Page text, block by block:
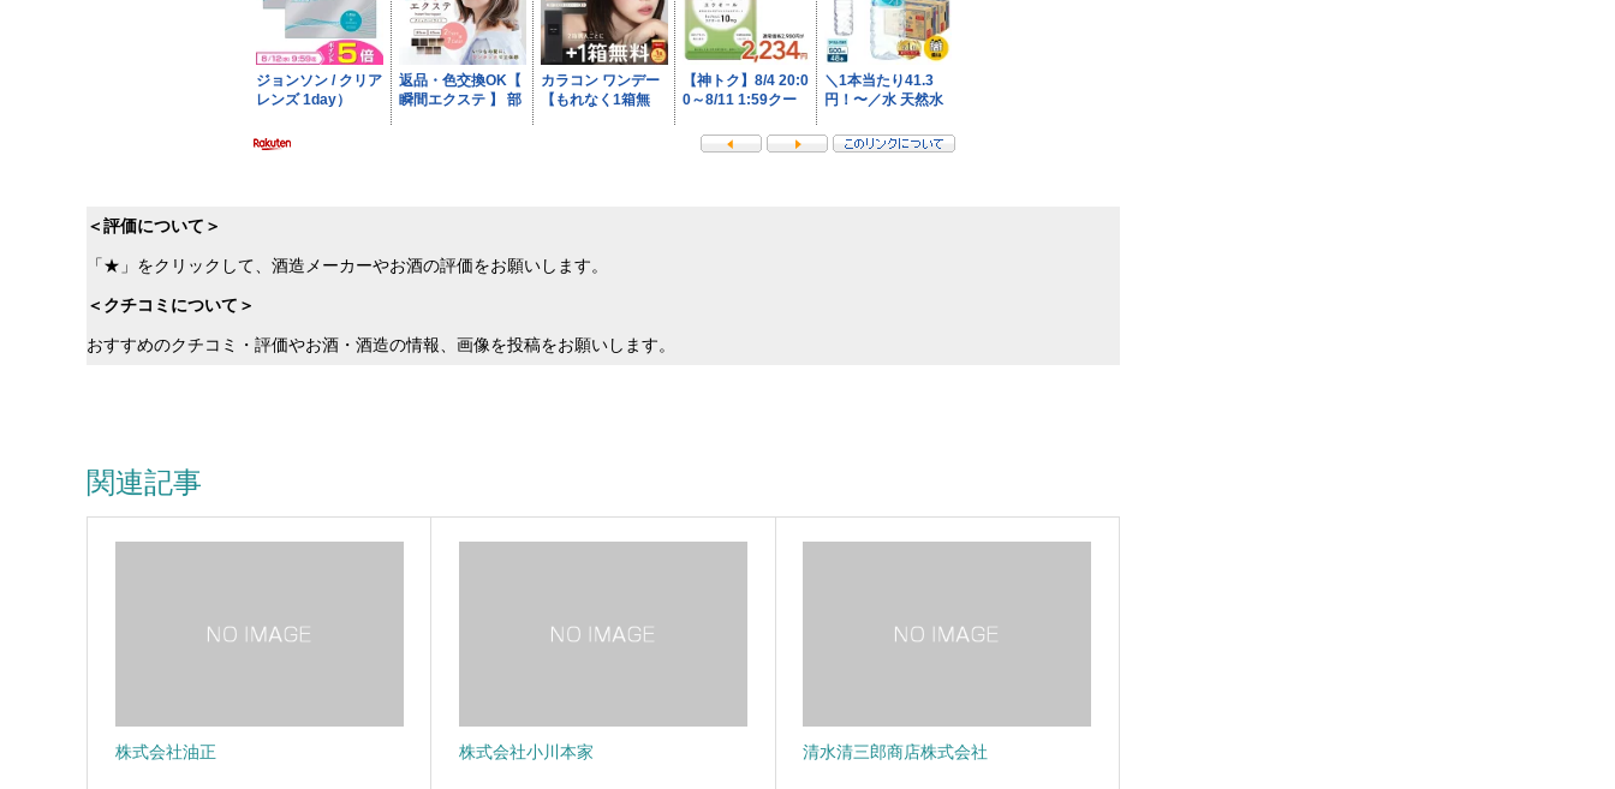
＜評価について＞
「★」をクリックして、酒造メーカーやお酒の評価をお願いします。
＜クチコミについて＞
おすすめのクチコミ・評価やお酒・酒造の情報、画像を投稿をお願いします。
関連記事
株式会社油正 株式会社小川本家 清水清三郎商店株式会社